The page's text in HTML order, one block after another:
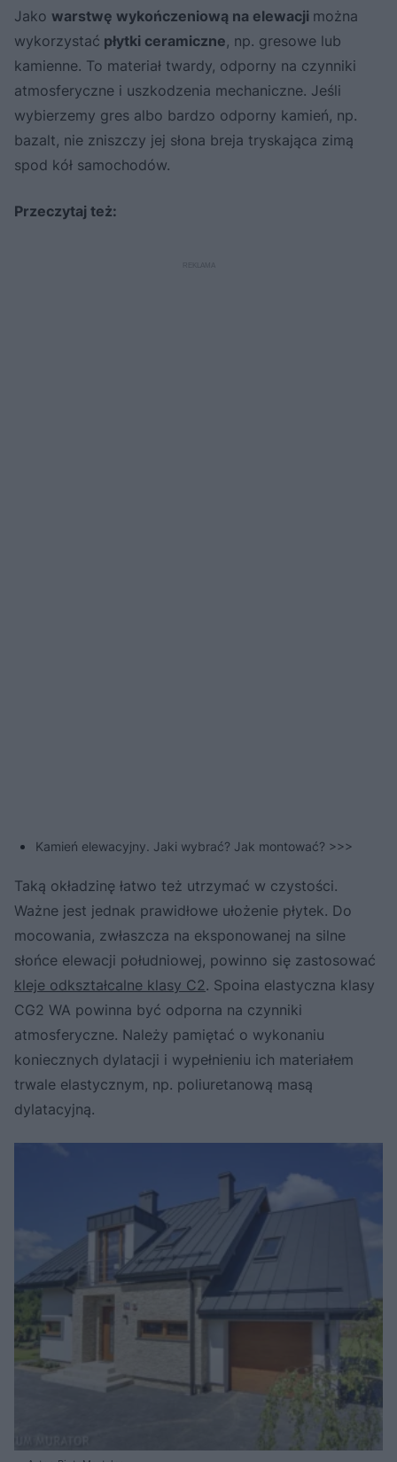
Jako warstwę wykończeniową na elewacji można
wykorzystać płytki ceramiczne, np. gresowe lub
kamienne. To materiał twardy, odporny na czynniki
atmosferyczne i uszkodzenia mechaniczne. Jeśli
wybierzemy gres albo bardzo odporny kamień, np.
bazalt, nie zniszczy jej słona breja tryskająca zimą
spod kół samochodów.
Przeczytaj też:
Kamień elewacyjny. Jaki wybrać? Jak montować? >>>
Taką okładzinę łatwo też utrzymać w czystości.
Ważne jest jednak prawidłowe ułożenie płytek. Do
mocowania, zwłaszcza na eksponowanej na silne
słońce elewacji południowej, powinno się zastosować
kleje odkształcalne klasy C2. Spoina elastyczna klasy
CG2 WA powinna być odporna na czynniki
atmosferyczne. Należy pamiętać o wykonaniu
koniecznych dylatacji i wypełnieniu ich materiałem
trwale elastycznym, np. poliuretanową masą
dylatacyjną.